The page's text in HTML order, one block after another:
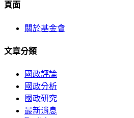
頁面
關於基金會
文章分類
國政評論
國政分析
國政研究
最新消息